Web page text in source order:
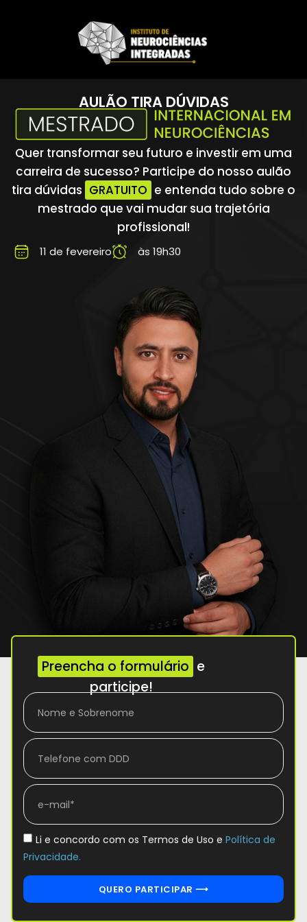
AULÃO TIRA DÚVIDAS
Quer transformar seu futuro e investir em uma
carreira de sucesso? Participe do nosso aulão
tira dúvidas GRATUITO e entenda tudo sobre o
mestrado que vai mudar sua trajetória
profissional!
11 de fevereiro às 19h30
Preencha o formulário e
participe!
Li e concordo com os Termos de Uso e Política de
Privacidade.
QUERO PARTICIPAR ⟶